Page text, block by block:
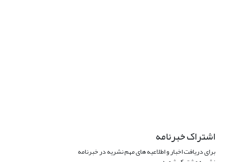
اشتراک خبرنامه
برای دریافت اخبار و اطلاعیه های مهم نشریه در خبرنامه